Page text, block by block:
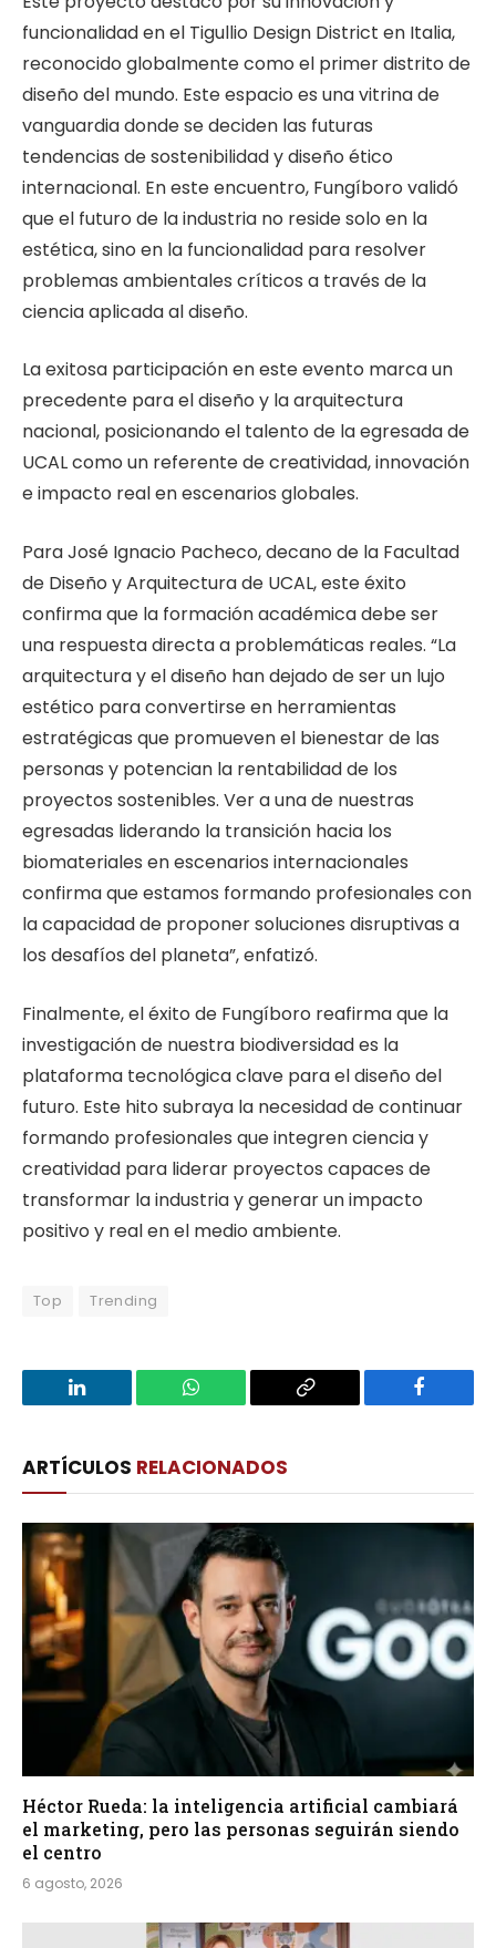
funcionalidad en el Tigullio Design District en Italia,
reconocido globalmente como el primer distrito de
diseño del mundo. Este espacio es una vitrina de
vanguardia donde se deciden las futuras
tendencias de sostenibilidad y diseño ético
internacional. En este encuentro, Fungíboro validó
que el futuro de la industria no reside solo en la
estética, sino en la funcionalidad para resolver
problemas ambientales críticos a través de la
ciencia aplicada al diseño.
La exitosa participación en este evento marca un
precedente para el diseño y la arquitectura
nacional, posicionando el talento de la egresada de
UCAL como un referente de creatividad, innovación
e impacto real en escenarios globales.
Para José Ignacio Pacheco, decano de la Facultad
de Diseño y Arquitectura de UCAL, este éxito
confirma que la formación académica debe ser
una respuesta directa a problemáticas reales. “La
arquitectura y el diseño han dejado de ser un lujo
estético para convertirse en herramientas
estratégicas que promueven el bienestar de las
personas y potencian la rentabilidad de los
proyectos sostenibles. Ver a una de nuestras
egresadas liderando la transición hacia los
biomateriales en escenarios internacionales
confirma que estamos formando profesionales con
la capacidad de proponer soluciones disruptivas a
los desafíos del planeta”, enfatizó.
Finalmente, el éxito de Fungíboro reafirma que la
investigación de nuestra biodiversidad es la
plataforma tecnológica clave para el diseño del
futuro. Este hito subraya la necesidad de continuar
formando profesionales que integren ciencia y
creatividad para liderar proyectos capaces de
transformar la industria y generar un impacto
positivo y real en el medio ambiente.
Top Trending
LinkedIn WhatsApp
Copy
Facebook
ARTÍCULOS RELACIONADOS
Héctor Rueda: la inteligencia artificial cambiará
el marketing, pero las personas seguirán siendo
el centro
6 agosto, 2026